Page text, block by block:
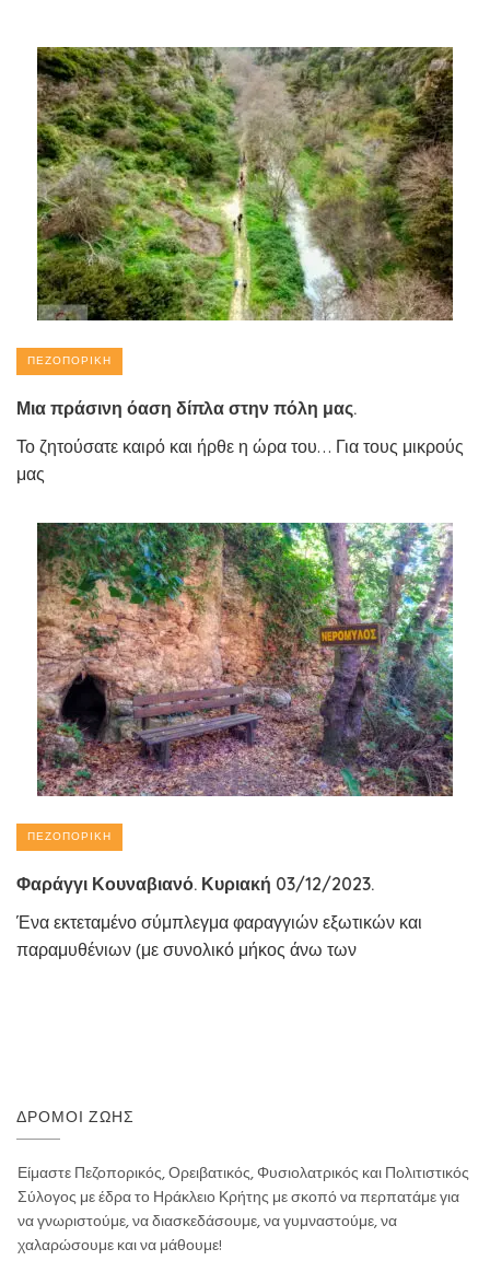
ΠΕΖΟΠΟΡΙΚΉ
Μια πράσινη όαση δίπλα στην πόλη μας.
Το ζητούσατε καιρό και ήρθε η ώρα του… Για τους μικρούς
μας
ΠΕΖΟΠΟΡΙΚΉ
Φαράγγι Κουναβιανό. Κυριακή 03/12/2023.
Ένα εκτεταμένο σύμπλεγμα φαραγγιών εξωτικών και
παραμυθένιων (με συνολικό μήκος άνω των
ΔΡΌΜΟΙ ΖΩΉΣ
Είμαστε Πεζοπορικός, Ορειβατικός, Φυσιολατρικός και Πολιτιστικός
Σύλογος με έδρα το Ηράκλειο Κρήτης με σκοπό να περπατάμε για
να γνωριστούμε, να διασκεδάσουμε, να γυμναστούμε, να
χαλαρώσουμε και να μάθουμε!